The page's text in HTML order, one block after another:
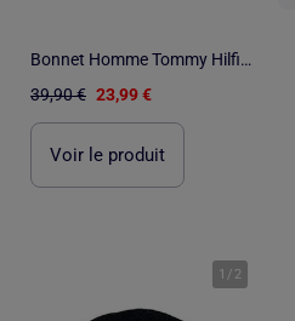
Bonnet Homme Tommy Hilfiger
39,90 € 23,99 €
Voir le produit
1 / 2